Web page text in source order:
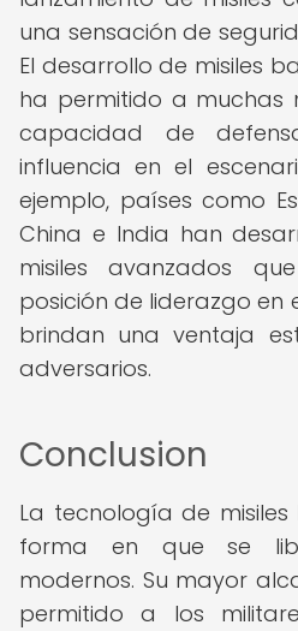
una sensación de
El desarrollo de misiles
ha permitido a muchas
capacidad de
influencia en el
ejemplo, países como
China e India han
misiles avanzados
posición de liderazgo en
brindan una ventaja
adversarios.
Conclusion
La tecnología de
forma en que se
modernos. Su mayor
permitido a los